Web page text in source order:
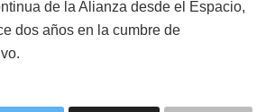
de la Alianza desde el Espacio,
dos años en la cumbre de